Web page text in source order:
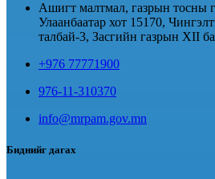
Ашигт малтмал, газрын тосны
Улаанбаатар хот 15170,
талбай-3, Засгийн газрын XII
+976 77771900
976-11-310370
info@mrpam.gov.mn
Биднийг дагах